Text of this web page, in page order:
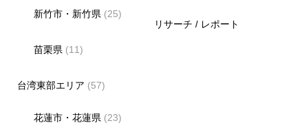
新竹市・新竹県 (25)
苗栗県 (11)
台湾東部エリア (57)
花蓮市・花蓮県 (23)
リサーチ / レポート